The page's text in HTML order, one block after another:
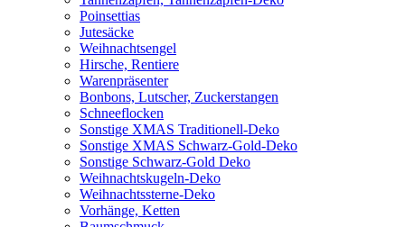
Poinsettias
Jutesäcke
Weihnachtsengel
Hirsche, Rentiere
Warenpräsenter
Bonbons, Lutscher, Zuckerstangen
Schneeflocken
Sonstige XMAS Traditionell-Deko
Sonstige XMAS Schwarz-Gold-Deko
Sonstige Schwarz-Gold Deko
Weihnachtskugeln-Deko
Weihnachtssterne-Deko
Vorhänge, Ketten